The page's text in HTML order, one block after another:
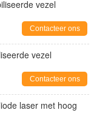
vezel
Contacteer ons
vezel
Contacteer ons
laser met hoog